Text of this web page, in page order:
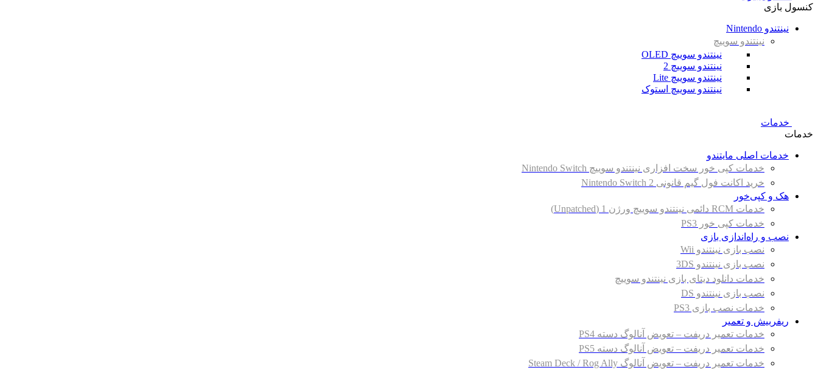
کنسول بازی
نینتندو Nintendo
نینتندو سوییچ
نینتندو سوییچ OLED
نینتندو سوییچ 2
نینتندو سوییچ Lite
نینتندو سوییچ استوک
خدمات
خدمات
خدمات اصلی مایتندو
خدمات کپی خور سخت افزاری نینتندو سوییچ Nintendo Switch
خرید اکانت فول گیم قانونی Nintendo Switch 2
هک و کپی‌خور
خدمات RCM دائمی نینتندو سوییچ ورژن 1 (Unpatched)
خدمات کپی خور PS3
نصب و راه‌اندازی بازی
نصب بازی نینتندو Wii
نصب بازی نینتندو 3DS
خدمات دانلود دیتای بازی نینتندو سوییچ
نصب بازی نینتندو DS
خدمات نصب بازی PS3
ریفربیش و تعمیر
خدمات تعمیر دریفت – تعویض آنالوگ دسته PS4
خدمات تعمیر دریفت – تعویض آنالوگ دسته PS5
خدمات تعمیر دریفت – تعویض آنالوگ Steam Deck / Rog Ally